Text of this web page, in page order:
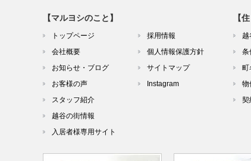
【マルヨシのこと】
トップページ
会社概要
お知らせ・ブログ
お客様の声
スタッフ紹介
越谷の街情報
入居者様専用サイト
採用情報
個人情報保護方針
サイトマップ
Instagram
【
越
条
町
物
契